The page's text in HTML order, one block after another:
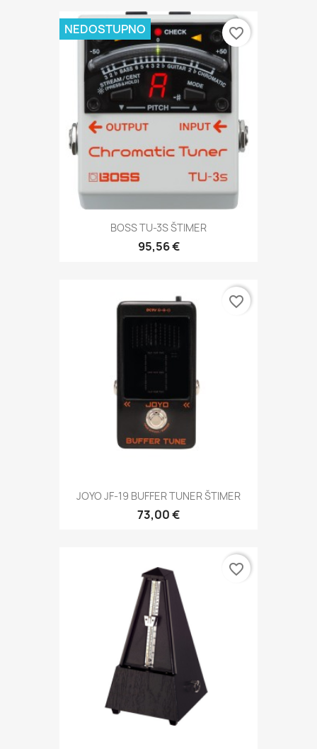
BOSS TU-3S ŠTIMER
95,56 €
NEDOSTUPNO favorite_border
JOYO JF-19 BUFFER TUNER ŠTIMER
73,00 €
favorite_border
favorite_border